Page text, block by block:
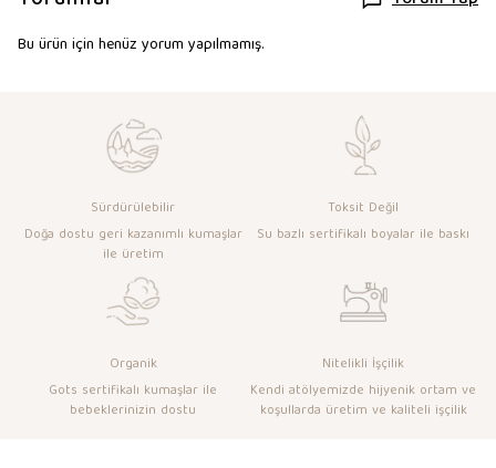
Bu ürün için henüz yorum yapılmamış.
Sürdürülebilir
Doğa dostu geri kazanımlı kumaşlar
ile üretim
Toksit Değil
Su bazlı sertifikalı boyalar ile baskı
Organik
Gots sertifikalı kumaşlar ile
bebeklerinizin dostu
Nitelikli İşçilik
Kendi atölyemizde hijyenik ortam ve
koşullarda üretim ve kaliteli işçilik